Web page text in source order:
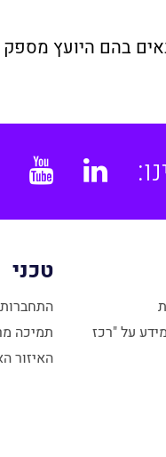
בהם היועץ
על "רכז
טכני
תמיכה
האיזור